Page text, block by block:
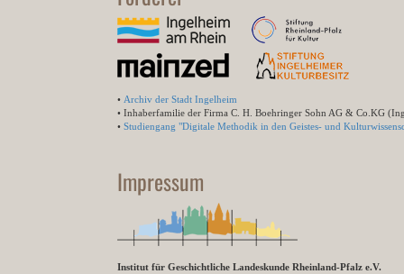
• Archiv der Stadt Ingelheim
• Inhaberfamilie der Firma C. H. Boehringer Sohn AG & Co.KG
• Studiengang "Digitale Methodik in den Geistes- und
Impressum
Institut für Geschichtliche Landeskunde Rheinland-Pfalz e.V.